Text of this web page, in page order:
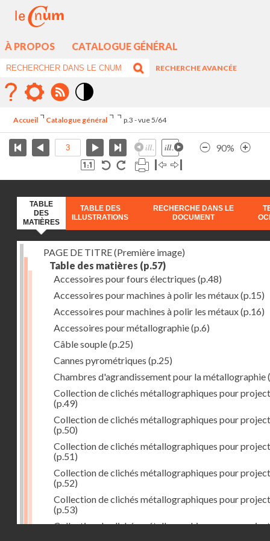
À PROPOS CATALOGUE GÉNÉRAL
RECHERCHE AVANCÉE
élévé
Accueil Catalogue général p.3 - vue 5/64
90%
TABLE
DES
MATIÈRES
TABLE DES
ILLUSTRATIONS
RECHERCHE DANS LE
DOCUMENT
PAGE DE TITRE (Première image)
Table des matières (p.57)
Accessoires pour fours électriques (p.48)
Accessoires pour machines à polir les métaux(p.15)
Accessoires pour machines à polir les métaux(p.16)
Accessoires pour métallographie(p.6)
Câble souple(p.25)
Cannes pyrométriques (p.25)
Chambres d'agrandissement pour la métallographie
Collection de clichés métallographiques pour
(p.49)
Collection de clichés métallographiques pour
(p.50)
Collection de clichés métallographiques pour
(p.51)
Collection de clichés métallographiques pour
(p.52)
Collection de clichés métallographiques pour
(p.53)
Collection de clichés métallographiques pour